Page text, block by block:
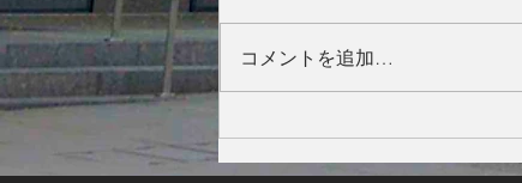
Dialogues With a World on Fire:
Art as Resistance and Healing
コメントを追加…